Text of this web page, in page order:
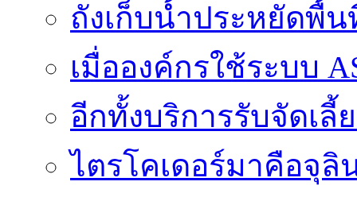
ถังเก็บน้ำประหยัดพื้
เมื่อองค์กรใช้ระบบ
อีกทั้งบริการรับจัดเลี้
ไตรโคเดอร์มาคือจุ